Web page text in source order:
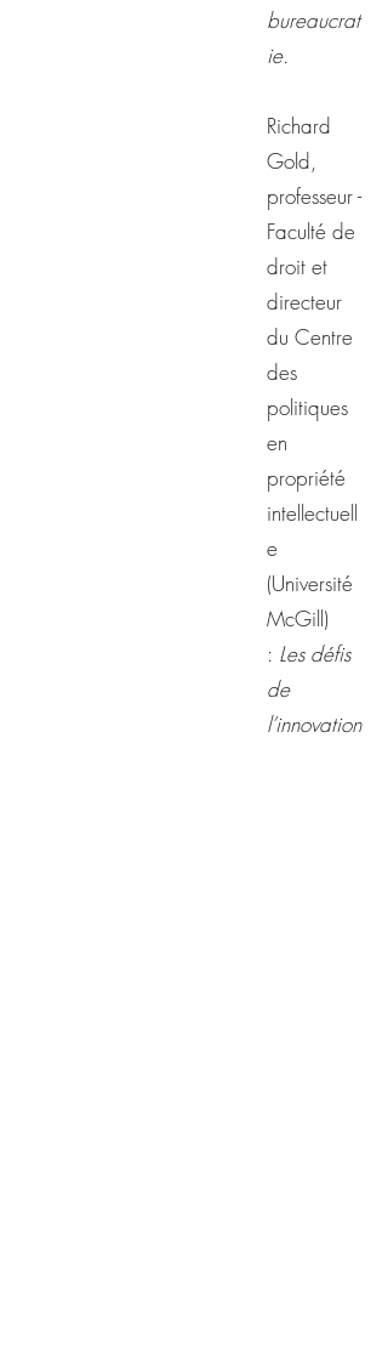
bureaucrat
ie.
Richard
Gold,
professeur -
Faculté de
droit et
directeur
du Centre
des
politiques
en
propriété
intellectuell
e
(Université
McGill)
: Les défis
de
l’innovation